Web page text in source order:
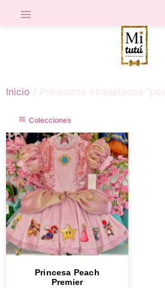
Inicio / Productos etiquetados
Colecciones
Princesa Peach
Premier